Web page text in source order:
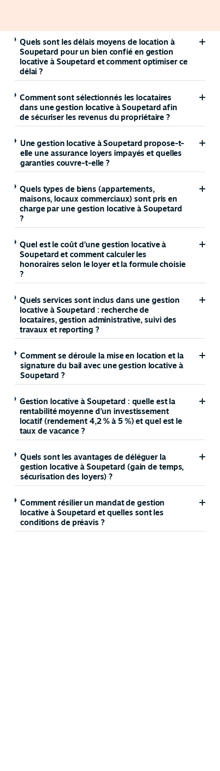
Quels sont les délais moyens de location à
Soupetard pour un bien confié en gestion
locative à Soupetard et comment optimiser ce
délai ?
Comment sont sélectionnés les locataires
dans une gestion locative à Soupetard afin
de sécuriser les revenus du propriétaire ?
Une gestion locative à Soupetard propose-t-
elle une assurance loyers impayés et quelles
garanties couvre-t-elle ?
Quels types de biens (appartements,
maisons, locaux commerciaux) sont pris en
charge par une gestion locative à Soupetard
?
Quel est le coût d’une gestion locative à
Soupetard et comment calculer les
honoraires selon le loyer et la formule choisie
?
Quels services sont inclus dans une gestion
locative à Soupetard : recherche de
locataires, gestion administrative, suivi des
travaux et reporting ?
Comment se déroule la mise en location et la
signature du bail avec une gestion locative à
Soupetard ?
Gestion locative à Soupetard : quelle est la
rentabilité moyenne d’un investissement
locatif (rendement 4,2 % à 5 %) et quel est le
taux de vacance ?
Quels sont les avantages de déléguer la
gestion locative à Soupetard (gain de temps,
sécurisation des loyers) ?
Comment résilier un mandat de gestion
locative à Soupetard et quelles sont les
conditions de préavis ?